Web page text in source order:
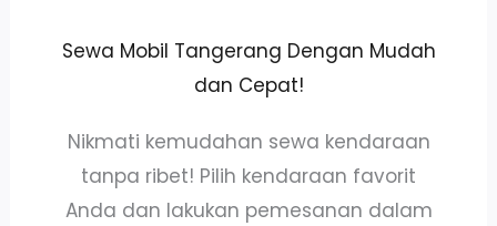
Sewa Mobil Tangerang Dengan Mudah
dan Cepat!
Nikmati kemudahan sewa kendaraan
tanpa ribet! Pilih kendaraan favorit
Anda dan lakukan pemesanan dalam